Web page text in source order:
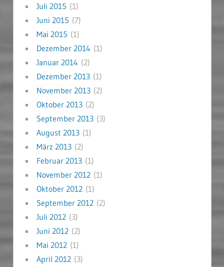
Juli 2015 (1)
Juni 2015 (7)
Mai 2015 (1)
Dezember 2014 (1)
Januar 2014 (2)
Dezember 2013(1)
November 2013(2)
Oktober 2013(2)
September 2013(3)
August 2013(1)
März 2013(2)
Februar 2013(1)
November 2012(1)
Oktober 2012(1)
September 2012(2)
Juli 2012(3)
Juni 2012(2)
Mai 2012(1)
April 2012(3)